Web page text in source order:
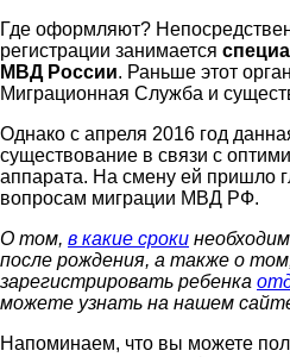
Где оформляют?
регистрации занимается
МВД России. Раньше этот
Миграционная Служба и
Однако с апреля 2016 год
существование в связи с
аппарата. На смену ей пришло
вопросам миграции МВД РФ.
О том, в какие сроки
после рождения, а также о
зарегистрировать ребенка
можете узнать на нашем
Напоминаем, что вы можете